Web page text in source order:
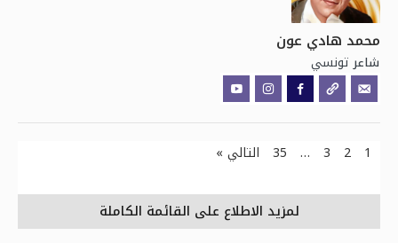
محمد هادي عون
شاعر تونسي
1
2
3
…
35 التالي »
لمزيد الاطلاع على القائمة الكاملة